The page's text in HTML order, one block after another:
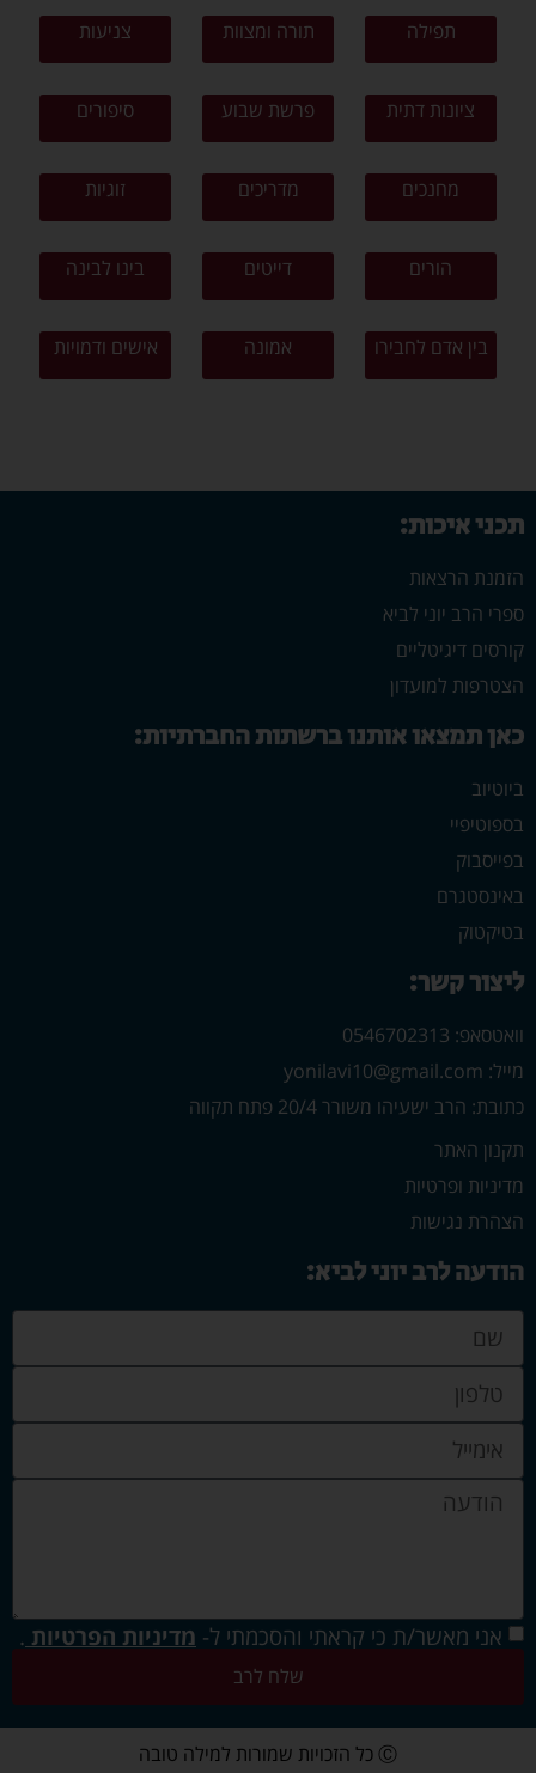
תפילה תורה ומצוות צניעות
ציונות דתית פרשת שבוע סיפורים
מחנכים מדריכים זוגיות
הורים דייטים בינו לבינה
בין אדם לחבירו אמונה אישים ודמויות
תכני איכות:
הזמנת הרצאות
ספרי הרב יוני לביא
קורסים דיגיטליים
הצטרפות למועדון
כאן תמצאו אותנו ברשתות החברתיות:
ביוטיוב
בספוטיפיי
בפייסבוק
באינסטגרם
בטיקטוק
ליצור קשר:
וואטסאפ: 0546702313
מייל: yonilavi10@gmail.com
כתובת: הרב ישעיהו משורר 20/4 פתח תקווה
תקנון האתר
מדיניות ופרטיות
הצהרת נגישות
הודעה לרב יוני לביא:
אני מאשר/ת כי קראתי והסכמתי ל- מדיניות הפרטיות .
שלח לרב
Ⓒ כל הזכויות שמורות למילה טובה